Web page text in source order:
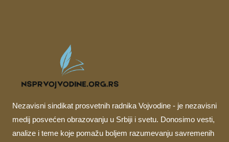
Nezavisni sindikat prosvetnih radnika Vojvodine - je nezavisni
medij posvećen obrazovanju u Srbiji i svetu. Donosimo vesti,
analize i teme koje pomažu boljem razumevanju savremenih